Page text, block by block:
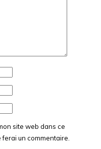
site web dans ce
un commentaire.